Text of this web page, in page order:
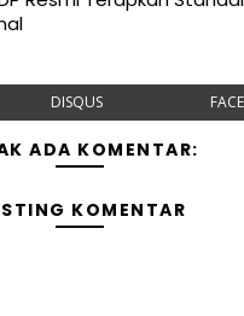
DISQUS
ADA KOMENTAR:
KOMENTAR